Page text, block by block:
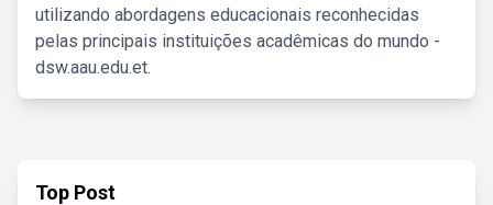
utilizando abordagens educacionais reconhecidas
pelas principais instituições acadêmicas do mundo -
dsw.aau.edu.et.
Top Post